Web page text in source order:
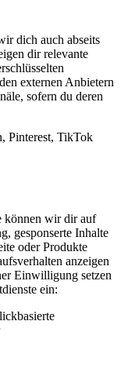
dich auch abseits
dir relevante
externen Anbietern
sofern du deren
Pinterest, TikTok
können wir dir auf
gesponserte Inhalte
oder Produkte
anzeigen
Einwilligung setzen
ein: